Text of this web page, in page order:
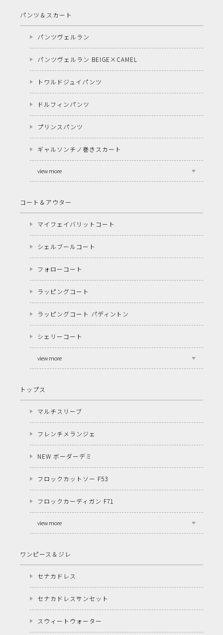
パンツ＆スカート
パンツヴェルラン
パンツヴェルラン BEIGE×CAMEL
トワルドジュイパンツ
ドルフィンパンツ
プリンスパンツ
ギャルソンチノ巻きスカート
view more
コート＆アウター
マイフェイバリットコート
シェルブールコート
フォローコート
ラッピングコート
ラッピングコート パディントン
シェリーコート
view more
トップス
マルチスリーブ
フレンチメランジェ
NEW ボーダーデミ
フロックカットソー F53
フロックカーディガン F71
view more
ワンピース＆ジレ
セナカドレス
セナカドレスサンセット
スウィートウォーター